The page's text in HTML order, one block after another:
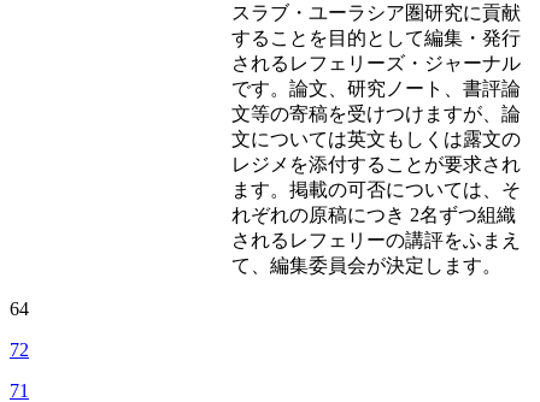
スラブ・ユーラシア圏研究に貢献
することを目的として編集・発行
されるレフェリーズ・ジャーナル
です。論文、研究ノート、書評論
文等の寄稿を受けつけますが、論
文については英文もしくは露文の
レジメを添付することが要求され
ます。掲載の可否については、そ
れぞれの原稿につき 2名ずつ組織
されるレフェリーの講評をふまえ
て、編集委員会が決定します。
64
72
71